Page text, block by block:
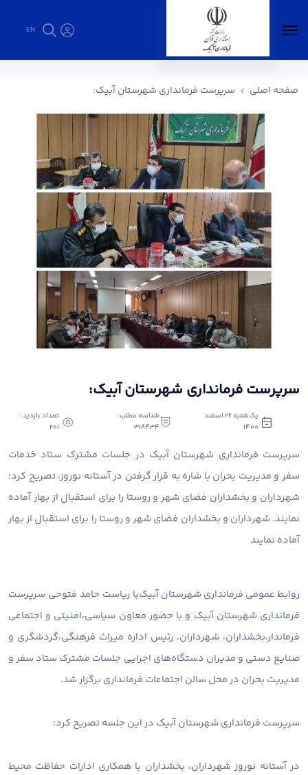
EN
آبیک
صفحه اصلی سرپرست فرمانداری شهرستان آبیک:
سرپرست فرمانداری شهرستان آبیک:
یک‌شنبه 22 اسفند
1400
شناسه مطلب:
318434
تعداد بازدید :
201
سرپرست فرمانداری شهرستان آبیک در جلسات مشترک ستاد خدمات
سفر و مدیریت بحران با شاره به قرار گرفتن در آستانه نوروز، تصریح کرد:
شهرداران و بخشداران فضای شهر و روستا را برای استقبال از بهار آماده
نمایند. شهرداران و بخشداران فضای شهر و روستا را برای استقبال از بهار
آماده نمایند
روابط عمومی فرمانداری شهرستان آبیکبا ریاست حامد فتوحی سرپرست
فرمانداری شهرستان آبیک و با حضور معاون سیاسی،امنیتی و اجتماعی
فرماندار،بخشداران، شهرداران، رئیس اداره میراث فرهنگی،گردشگری و
صنایع دستی و مدیران دستگاه‌های اجرایی جلسات مشترک ستاد سفر و
مدیریت بحران در محل سالن اجتماعات فرمانداری برگزار شد.
سرپرست فرمانداری شهرستان آبیک در این جلسه تصریح کرد:
در آستانه نوروز شهرداران، بخشداران با همکاری ادارات حفاظت محیط